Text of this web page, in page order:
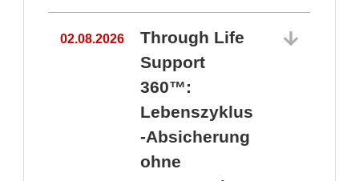
02.08.2026
Through Life
Support
360™:
Lebenszyklus
-Absicherung
ohne